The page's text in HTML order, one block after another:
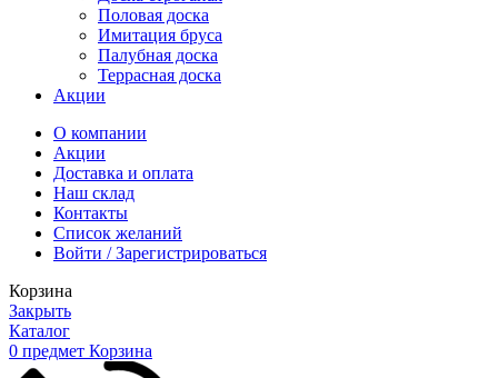
Половая доска
Имитация бруса
Палубная доска
Террасная доска
Акции
О компании
Акции
Доставка и оплата
Наш склад
Контакты
Список желаний
Войти / Зарегистрироваться
Корзина
Закрыть
Каталог
0 предмет Корзина